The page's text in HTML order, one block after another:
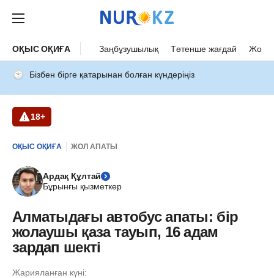
ОҚЫС ОҚИҒА Заңбұзушылық Төтенше жағдай Жол
Бізбен бірге қатарынан болған күндеріңіз
18+
ОҚЫС ОҚИҒА ЖОЛ АПАТЫ
Ардақ Құлтай
Бұрынғы қызметкер
Алматыдағы автобус апаты: бір
жолаушы қаза тауып, 16 адам
зардап шекті
Жарияланған күні: